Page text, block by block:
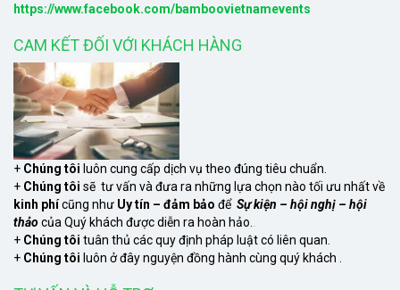
https://www.facebook.com/bamboovietnamevents
CAM KẾT ĐỐI VỚI KHÁCH HÀNG
+ Chúng tôi luôn cung cấp dịch vụ theo đúng tiêu chuẩn.
+ Chúng tôi sẽ tư vấn và đưa ra những lựa chọn nào tối ưu nhất về
kinh phícũng như Uy tín – đảm bảo để Sự kiện – hội nghị – hội
thảocủa Quý khách được diễn ra hoàn hảo.
+ Chúng tôi tuân thủ các quy định pháp luật có liên quan.
+ Chúng tôi luôn ở đây nguyện đồng hành cùng quý khách .